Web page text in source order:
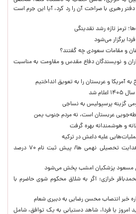
رهبری با صراحت آن را رد کرد، آیا این جرم است
ترمز تازه رشد نقدینگی
برگزار می‌شود
و مقامات سعودی چه گفتند؟
و نویسندگان دفاع مقدس و مقاومت به مناسبت
آمریکا و عربستان را به تعویق انداختیم
شد
گزینه پرسپولیس به نساجی
عربستان است، نه مردم جنوب یمن
و هوشمندانه بهره گرفت
صدور بیش از ۹۰ درصد هدایت تحصیلی نهمی ها/ پیش ثبت نام ۷۰ درصد
مسعود پزشکیان امشب پخش می‌شود
خرازی: اگر به شلاق محکوم شوی حاضرم با
خبر انتصاب محسن رضایی به دبیری شعام
امروز یا فردا، شاهد دستیابی به یک توافق، شامل